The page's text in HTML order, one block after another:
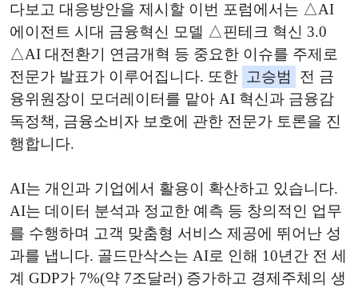
다보고 대응방안을 제시할 이번 포럼에서는 △AI
에이전트 시대 금융혁신 모델 △핀테크 혁신 3.0
△AI 대전환기 연금개혁 등 중요한 이슈를 주제로
전문가 발표가 이루어집니다. 또한 고승범
전 금
융위원장이 모더레이터를 맡아 AI 혁신과 금융감
독정책, 금융소비자 보호에 관한 전문가 토론을 진
행합니다.
AI는 개인과 기업에서 활용이 확산하고 있습니다.
AI는 데이터 분석과 정교한 예측 등 창의적인 업무
를 수행하며 고객 맞춤형 서비스 제공에 뛰어난 성
과를 냅니다. 골드만삭스는 AI로 인해 10년간 전 세
계 GDP가 7%(약 7조달러) 증가하고 경제주체의 생